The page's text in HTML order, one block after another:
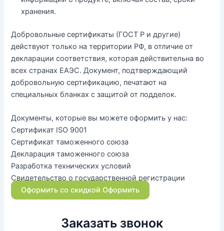
хранения.
Добровольные сертификаты (ГОСТ Р и другие)
действуют только на территории РФ, в отличие от
декларации соответствия, которая действительна во
всех странах ЕАЭС. Документ, подтверждающий
добровольную сертификацию, печатают на
специальных бланках с защитой от подделок.
Документы, которые вы можете оформить у нас:
Сертификат ISO 9001
Сертификат таможенного союза
Декларация таможенного союза
Разработка технических условий
Свидетельство о государственной регистрации
Оформить со скидкой Оформить
Заказать звонок